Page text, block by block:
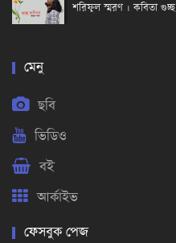
শরিফুল স্মরণ । কবিতা গুচ্ছ
মেনু
ছবি
ভিডিও
বই
আর্কাইভ
ফেসবুক পেজ